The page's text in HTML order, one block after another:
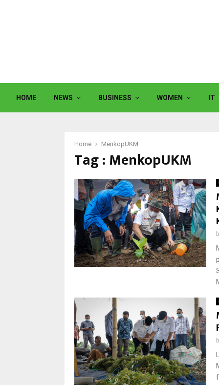
HOME NEWS BUSINESS WOMEN IT
Home MenkopUKM
Tag : MenkopUKM